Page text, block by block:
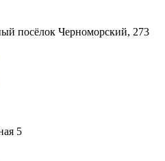
посёлок Черноморский, 273
5